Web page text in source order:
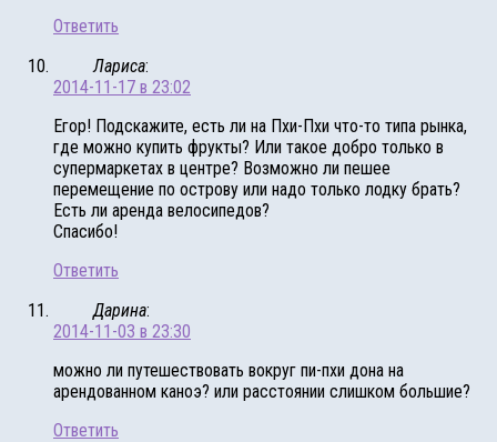
Ответить
Лариса:
2014-11-17 в 23:02
Егор! Подскажите, есть ли на Пхи-Пхи что-то типа рынка,
где можно купить фрукты? Или такое добро только в
супермаркетах в центре? Возможно ли пешее
перемещение по острову или надо только лодку брать?
Есть ли аренда велосипедов?
Спасибо!
Ответить
Дарина:
2014-11-03 в 23:30
можно ли путешествовать вокруг пи-пхи дона на
арендованном каноэ? или расстоянии слишком большие?
Ответить